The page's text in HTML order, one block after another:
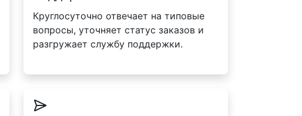
Круглосуточно отвечает на типовые
вопросы, уточняет статус заказов и
разгружает службу поддержки.